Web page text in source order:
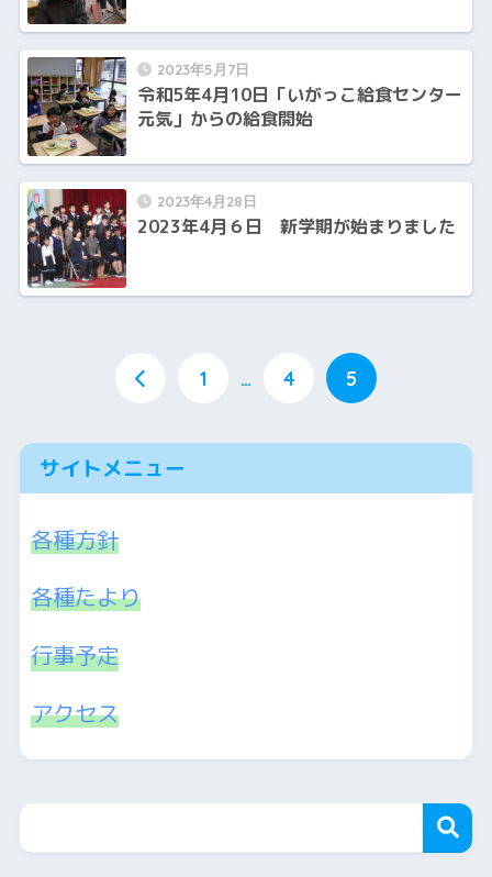
2023年5月7日
令和5年4月10日「いがっこ給食センター
元気」からの給食開始
2023年4月28日
2023年4月６日 新学期が始まりました
1 … 4 5
サイトメニュー
各種方針
各種たより
行事予定
アクセス